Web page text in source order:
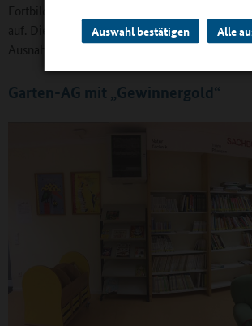
Auswahl bestätigen Alle
Fortbildungsreihe für Lehrkräfte und
auf. Die Stadt sorgt auch für
Ausnahme der Woche zwischen Weihnachten
Garten-AG mit „Gewinnergold“